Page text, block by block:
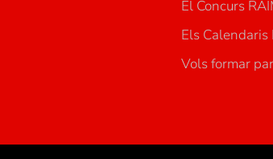
El Concurs
Els Calendaris
Vols formar